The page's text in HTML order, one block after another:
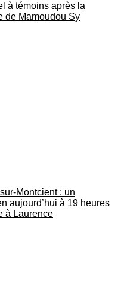
à témoins après la
de Mamoudou Sy
: un
aujourd’hui à 19 heures
à Laurence